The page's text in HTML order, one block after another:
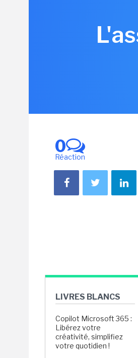
0
Réaction
LIVRES BLANCS
Copilot Microsoft 365 :
Libérez votre
créativité, simplifiez
votre quotidien !